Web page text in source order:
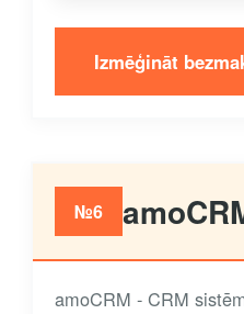
Izmēģināt
№6
amoCRM - CRM